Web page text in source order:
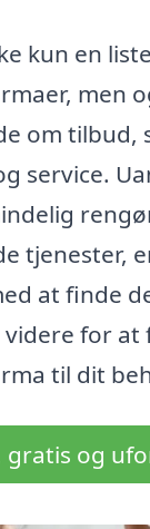
kun en
men
om tilbud,
service.
tjenester,
at finde
for at
til dit
gratis og